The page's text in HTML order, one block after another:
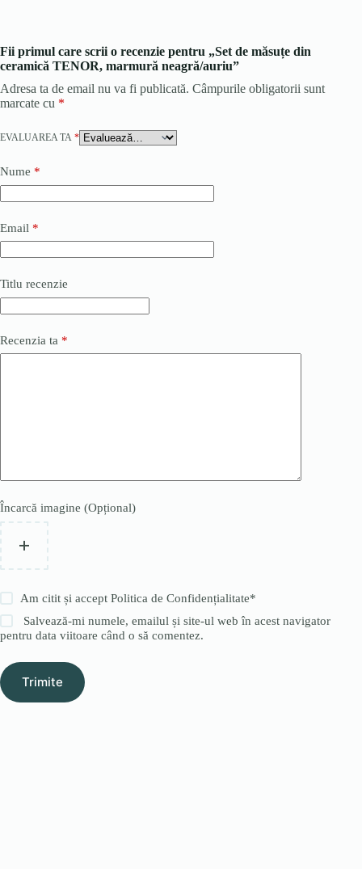
Fii primul care scrii o recenzie pentru „Set de măsuțe din
ceramică TENOR, marmură neagră/auriu”
Adresa ta de email nu va fi publicată. Câmpurile obligatorii sunt
marcate cu *
EVALUAREA TA *
Nume *
Email *
Titlu recenzie
Recenzia ta *
Încarcă imagine (Opțional)
Am citit și acceptPolitica de Confidențialitate*
Salvează-mi numele, emailul și site-ul web în acest navigator
pentru data viitoare când o să comentez.
Trimite